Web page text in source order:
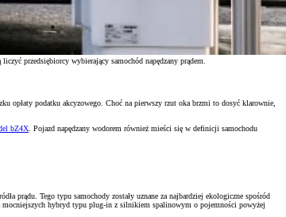
przedsiębiorcy wybierający samochód napędzany prądem.
opłaty podatku akcyzowego. Choć na pierwszy rzut oka brzmi to dosyć klarownie,
bZ4X . Pojazd napędzany wodorem również mieści się w definicji samochodu
prądu. Tego typu samochody zostały uznane za najbardziej ekologiczne spośród
mocniejszych hybryd typu plug-in z silnikiem spalinowym o pojemności powyżej